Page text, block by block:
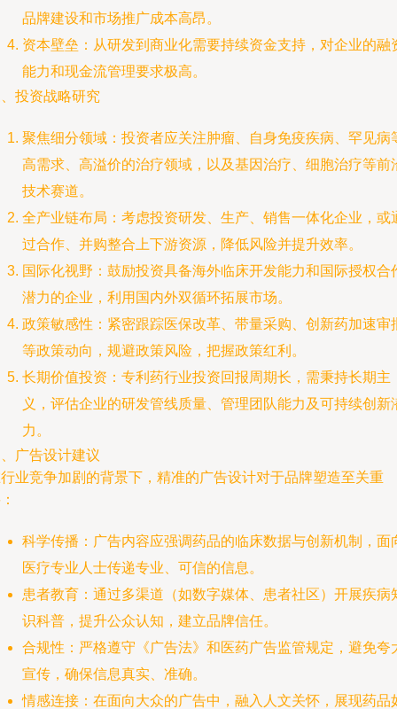
品牌建设和市场推广成本高昂。
资本壁垒：从研发到商业化需要持续资金支持，对企业的融
能力和现金流管理要求极高。
投资战略研究
聚焦细分领域：投资者应关注肿瘤、自身免疫疾病、罕见病
高需求、高溢价的治疗领域，以及基因治疗、细胞治疗等前
技术赛道。
全产业链布局：考虑投资研发、生产、销售一体化企业，或
过合作、并购整合上下游资源，降低风险并提升效率。
国际化视野：鼓励投资具备海外临床开发能力和国际授权合
潜力的企业，利用国内外双循环拓展市场。
政策敏感性：紧密跟踪医保改革、带量采购、创新药加速审
等政策动向，规避政策风险，把握政策红利。
长期价值投资：专利药行业投资回报周期长，需秉持长期主
义，评估企业的研发管线质量、管理团队能力及可持续创新
力。
广告设计建议
业竞争加剧的背景下，精准的广告设计对于品牌塑造至关重
科学传播：广告内容应强调药品的临床数据与创新机制，面
医疗专业人士传递专业、可信的信息。
患者教育：通过多渠道（如数字媒体、患者社区）开展疾病
识科普，提升公众认知，建立品牌信任。
合规性：严格遵守《广告法》和医药广告监管规定，避免夸
宣传，确保信息真实、准确。
情感连接：在面向大众的广告中，融入人文关怀，展现药品